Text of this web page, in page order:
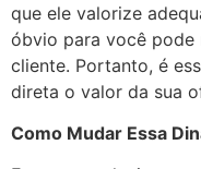
que ele valorize
óbvio para você pode
cliente. Portanto, é
direta o valor da sua
Como Mudar Essa